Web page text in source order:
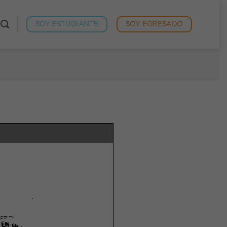
SOY ESTUDIANTE SOY EGRESADO